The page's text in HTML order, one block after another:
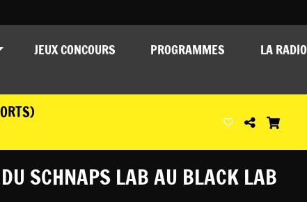
JEUX CONCOURS PROGRAMMES LA RADIO
SCHNAPS LAB AU BLACK LAB